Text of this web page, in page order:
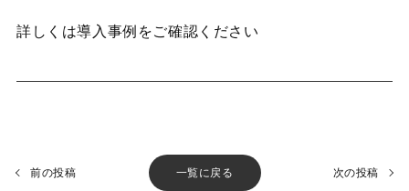
詳しくは導入事例をご確認ください
前の投稿 一覧に戻る 次の投稿